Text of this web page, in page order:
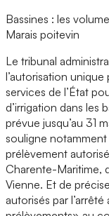
Bassines : les
Marais poitevin
Le tribunal
l’autorisation unique
services de l’État
d’irrigation dans les
prévue jusqu’au 31
souligne
prélèvement
Charente-Maritime,
Vienne. Et de
autorisés par